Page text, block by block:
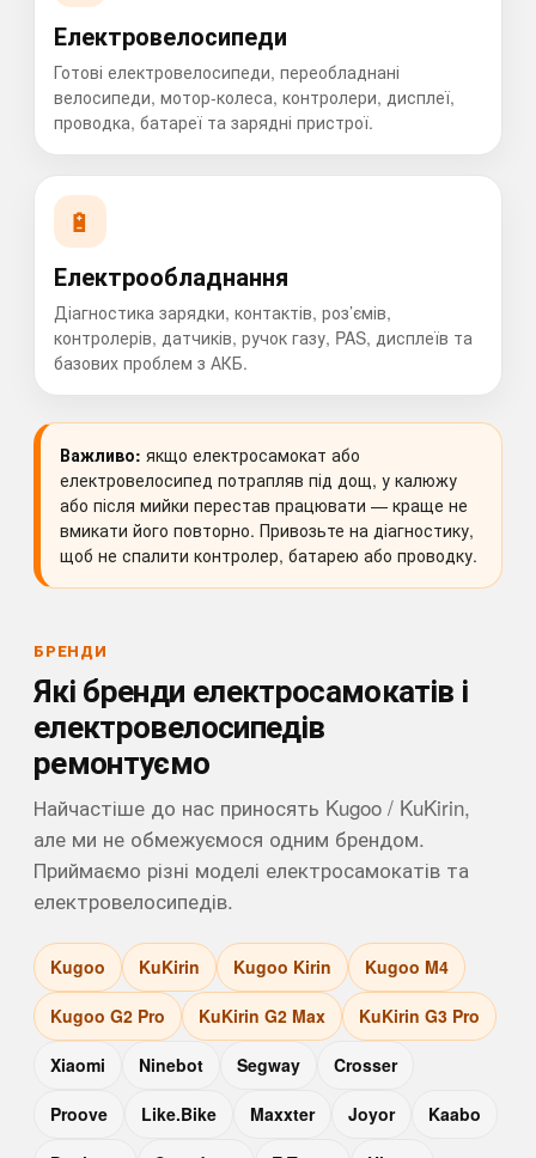
Електровелосипеди
Готові електровелосипеди, переобладнані
велосипеди, мотор-колеса, контролери, дисплеї,
проводка, батареї та зарядні пристрої.
🔋
Електрообладнання
Діагностика зарядки, контактів, роз’ємів,
контролерів, датчиків, ручок газу, PAS, дисплеїв та
базових проблем з АКБ.
Важливо: якщо електросамокат або
електровелосипед потрапляв під дощ, у калюжу
або після мийки перестав працювати — краще не
вмикати його повторно. Привозьте на діагностику,
щоб не спалити контролер, батарею або проводку.
БРЕНДИ
Які бренди електросамокатів і
електровелосипедів
ремонтуємо
Найчастіше до нас приносять Kugoo / KuKirin,
але ми не обмежуємося одним брендом.
Приймаємо різні моделі електросамокатів та
електровелосипедів.
Kugoo KuKirin Kugoo Kirin Kugoo M4
Kugoo G2 Pro KuKirin G2 Max KuKirin G3 Pro
Xiaomi Ninebot Segway Crosser
Proove Like.Bike Maxxter Joyor Kaabo